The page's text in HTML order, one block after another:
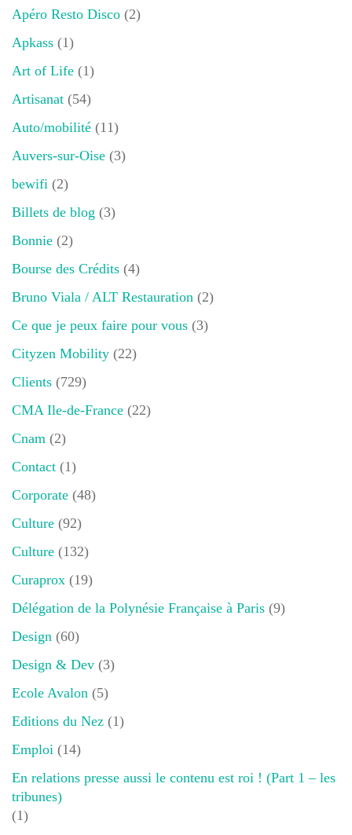
Apéro Resto Disco (2)
Apkass (1)
Art of Life (1)
Artisanat (54)
Auto/mobilité (11)
Auvers-sur-Oise (3)
bewifi (2)
Billets de blog (3)
Bonnie (2)
Bourse des Crédits (4)
Bruno Viala / ALT Restauration (2)
Ce que je peux faire pour vous (3)
Cityzen Mobility (22)
Clients (729)
CMA Ile-de-France (22)
Cnam (2)
Contact (1)
Corporate (48)
Culture (92)
Culture (132)
Curaprox (19)
Délégation de la Polynésie Française à Paris (9)
Design (60)
Design & Dev (3)
Ecole Avalon (5)
Editions du Nez (1)
Emploi (14)
En relations presse aussi le contenu est roi ! (Part 1 – les
tribunes)
(1)